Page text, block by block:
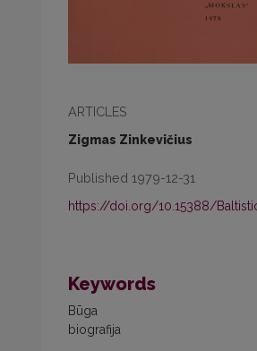
ARTICLES
Zigmas Zinkevičius
Published 1979-12-31
https://doi.org/10.15388/
Keywords
Būga
biografija